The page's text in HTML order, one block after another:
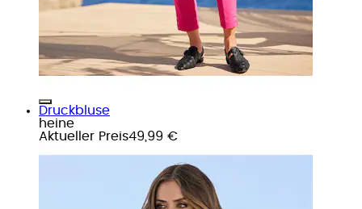
Druckbluse
heine
Aktueller Preis49,99 €